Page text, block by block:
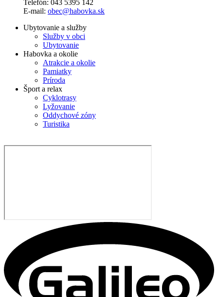
Telefón: 043 5395 142
E-mail: obec@habovka.sk
Ubytovanie a služby
Služby v obci
Ubytovanie
Habovka a okolie
Atrakcie a okolie
Pamiatky
Príroda
Šport a relax
Cyklotrasy
Lyžovanie
Oddychové zóny
Turistika